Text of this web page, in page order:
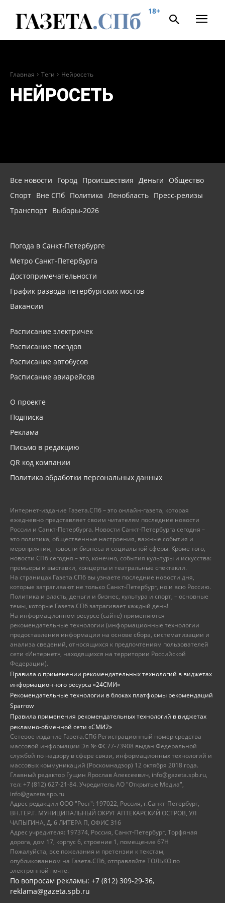
18+
Главная Теги Нейросеть
НЕЙРОСЕТЬ
Все новости Город Происшествия Деньги
Общество
Спорт Вне СПб Политика Ленобласть Пресс-релизы
Транспорт Выборы-2026
Погода в Санкт-Петербурге
Метро Санкт-Петербурга
Достопримечательности
График развода петербургских мостов
Вакансии
Расписание электричек
Расписание поездов
Расписание автобусов
Расписание авиарейсов
О проекте
Подписка
Реклама
Письмо в редакцию
QR код компании
Политика обработки персональных данных
Интернет-издание Газета.СПб – это онлайн-газета, которая
ежедневно представляет своим читателям последние новости
России и Санкт-Петербурга. Новости Санкт-Петербурга сегодня –
это политика, общественные настроения, важные события и
мероприятия, новости бизнеса и социальной сферы. Кроме того,
новости СПб сегодня – это, конечно, события культуры и искусства:
премьеры и выставки, концерты и театральные спектакли.
На страницах Газета.СПб вы узнаете последние новости дня,
которые затрагивают не только Санкт-Петербург, но и всю Россию.
Политика и власть, деньги и бизнес, культура и спорт, – основные
темы, которые Газета.СПб затрагивает каждый день!
На информационном ресурсе (сайте) применяются
рекомендательные технологии (информационные технологии
предоставления информации на основе сбора, систематизации и
анализа сведений, относящихся к предпочтениям пользователей
сети «Интернет», находящихся на территории Российской
Федерации).
Правила о применении рекомендательных технологий в виджетах
информационного ресурса «24СМИ»
Рекомендательные технологии в блоках платформы рекомендаций
Sparrow
Правила применения рекомендательных технологий в виджетах
рекламно-обменной сети «СМИ2»
Сетевое издание Газета.СПб Регистрационный номер средства
массовой информации Эл № ФС77-73908 выдан Федеральной
службой по надзору в сфере связи, информационных технологий и
массовых коммуникаций (Роскомнадзор) 12 октября 2018 года.
Главный редактор Гущин Ярослав Алексеевич, info@gazeta.spb.ru,
тел: +7 (812) 627-21-84. Учредитель АО "Открытые Медиа",
info@gazeta.spb.ru
Адрес редакции ООО "Рост": 197022, Россия, г.Санкт-Петербург,
ВН.ТЕР.Г. МУНИЦИПАЛЬНЫЙ ОКРУГ АПТЕКАРСКИЙ ОСТРОВ, УЛ
ЧАПЫГИНА, Д. 6 ЛИТЕРА П, ОФИС 316
Адрес учредителя: 197374, Россия, Санкт-Петербург, Торфяная
дорога, дом 17, корпус 6, строение 1, помещение 67Н
Пожалуйста, все пожелания и претензии к текстам,
опубликованном на Газета.СПб, отправляйте ТОЛЬКО по
электронной почте.
По вопросам рекламы: +7 (812) 309-29-36,
reklama@gazeta.spb.ru